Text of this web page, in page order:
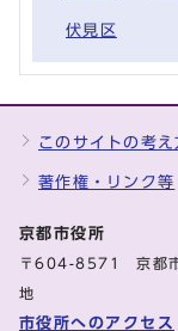
伏見区
このサイトの考え
著作権・リンク等
京都市役所
〒604-8571 京都市
地
市役所へのアクセス